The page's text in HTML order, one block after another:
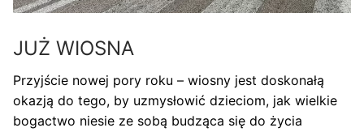
JUŻ WIOSNA
Przyjście nowej pory roku – wiosny jest doskonałą
okazją do tego, by uzmysłowić dzieciom, jak wielkie
bogactwo niesie ze sobą budząca się do życia